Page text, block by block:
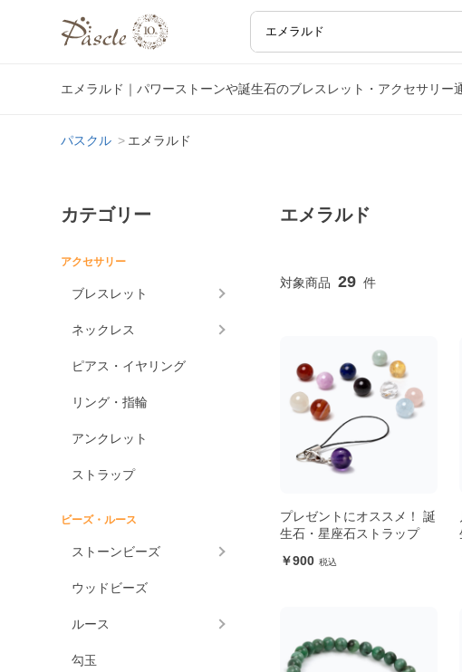
エメラルド｜パワーストーンや誕生石のブレスレット・アクセサリー
パスクル エメラルド
カテゴリー
アクセサリー
ブレスレット
ネックレス
ピアス・イヤリング
リング・指輪
アンクレット
ストラップ
ビーズ・ルース
ストーンビーズ
ウッドビーズ
ルース
勾玉
エメラルド
29
プレゼントにオススメ！ 誕
生石・星座石ストラップ
900